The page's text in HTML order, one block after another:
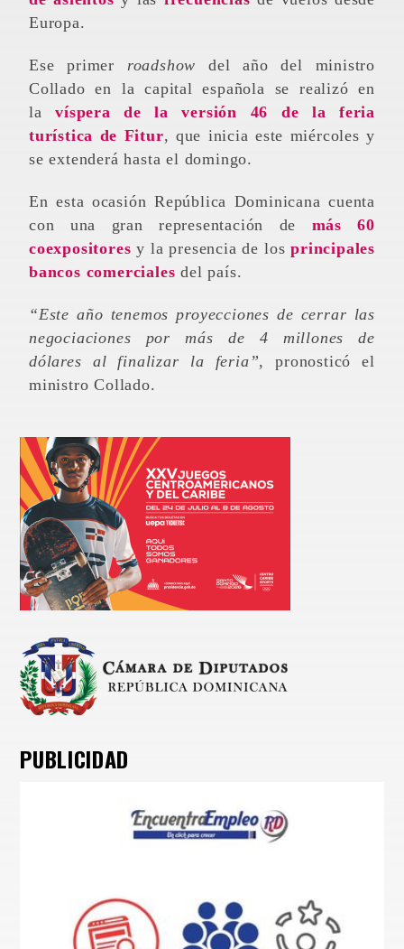
Europa.
Ese primer roadshow del año del ministro
Collado en la capital española se realizó en
lavíspera de la versión 46 de la feria
turística de Fitur, que inicia este miércoles y
se extenderá hasta el domingo.
En esta ocasión República Dominicana cuenta
con una gran representación de más 60
coexpositores y la presencia de losprincipales
bancos comerciales del país.
“Este año tenemos proyecciones de cerrar las
negociaciones por más de 4 millones de
dólares al finalizar la feria”, pronosticó el
ministro Collado.
PUBLICIDAD